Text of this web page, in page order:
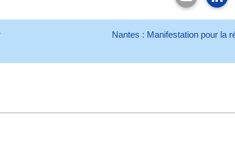
Nantes : Manifestation pour la